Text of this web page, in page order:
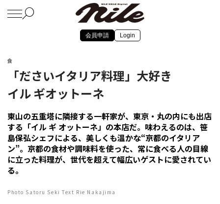
会員申請 Login
食
「ださいイタリア料理」大好き
イル ギオットーネ
東山の五重塔に隣接する一軒家が、東京・丸の内にも出店
する「イル ギ オットーネ」の本店だ。味わえるのは、笹
島保弘シェフによる、美しくも温かな“京都のイタリア
ン”。京都の食材や調味料を使った、常に食べる人の目線
に立った料理が、世代を超えて幅広いゲストに愛されてい
る。
Photo Satoru Seki Text Rie Nakajima